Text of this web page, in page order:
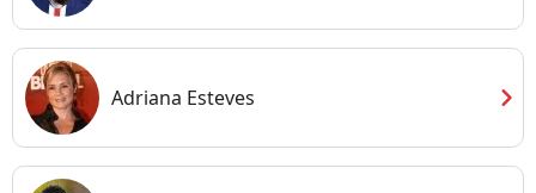
Adriana Esteves chevron_right